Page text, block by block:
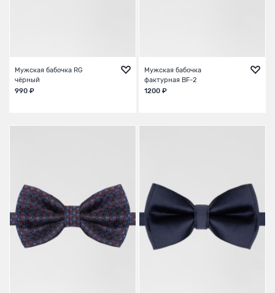
Мужская бабочка RG
чёрный
990 ₽
Мужская бабочка
фактурная BF-2
1200 ₽